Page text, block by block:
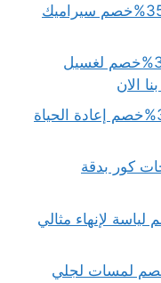
شركة تنظيف سيراميك بالرياض بـ35%خصم سيراميك
شركة تنظيف احواش بالرياض بـ33%خصم لغسيل
الان
شركة ترميم حمامات بالرياض بـ30%خصم إعادة الحياة
فتحات كور بدقة
بـ35خصم معلم لياسة لإنهاء مثالي
رخام بالرياض بـ35%خصم لمسات لجلي